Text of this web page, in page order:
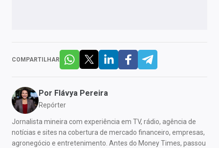
COMPARTILHAR
Por Flávya Pereira
Repórter
Jornalista mineira com experiência em TV, rádio, agência de
notícias e sites na cobertura de mercado financeiro, empresas,
agronegócio e entretenimento. Antes do Money Times, passou